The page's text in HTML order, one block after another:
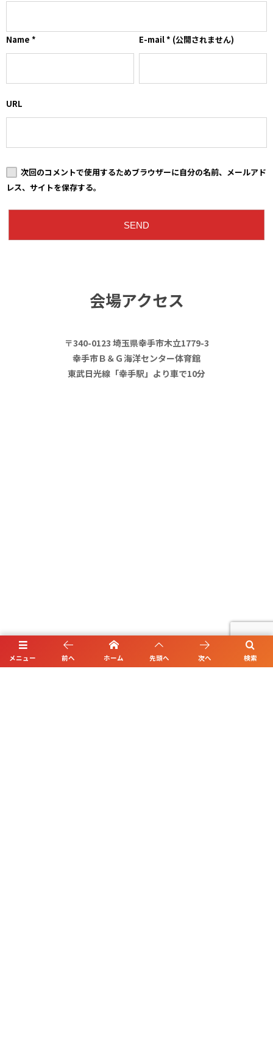
Name * E-mail* (公開されません)
URL
次回のコメントで使用するためブラウザーに自分の名前、メールアド
レス、サイトを保存する。
会場アクセス
〒340-0123 埼玉県幸手市木立1779-3
幸手市Ｂ＆Ｇ海洋センター体育館
東武日光線「幸手駅」より車で10分
メニュー 検索
前へ ホーム 先頭へ 次へ